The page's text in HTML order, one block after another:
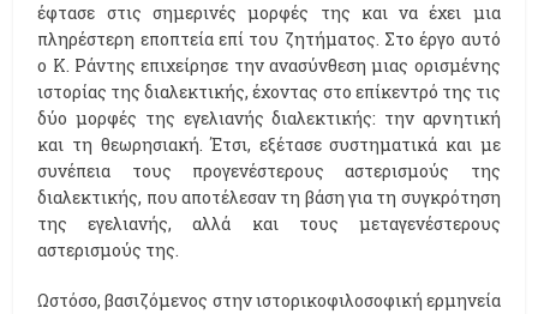
έφτασε στις σημερινές μορφές της και να έχει μια
πληρέστερη εποπτεία επί του ζητήματος. Στο έργο αυτό
ο Κ. Ράντης επιχείρησε την ανασύνθεση μιας ορισμένης
ιστορίας της διαλεκτικής, έχοντας στο επίκεντρό της τις
δύο μορφές της εγελιανής διαλεκτικής: την αρνητική
και τη θεωρησιακή. Έτσι, εξέτασε συστηματικά και με
συνέπεια τους προγενέστερους αστερισμούς της
διαλεκτικής, που αποτέλεσαν τη βάση για τη συγκρότηση
της εγελιανής, αλλά και τους μεταγενέστερους
αστερισμούς της.
Ωστόσο, βασιζόμενος στην ιστορικοφιλοσοφική ερμηνεία